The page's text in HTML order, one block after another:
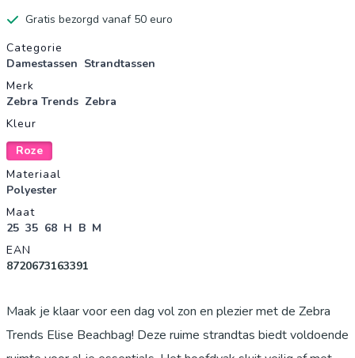
Gratis bezorgd vanaf 50 euro
Productgegevens
Categorie
Damestassen Strandtassen
Merk
Zebra Trends Zebra
Kleur
Roze
Materiaal
Polyester
Maat
25 35 68 H B M
EAN
8720673163391
Maak je klaar voor een dag vol zon en plezier met de Zebra
Trends Elise Beachbag! Deze ruime strandtas biedt voldoende